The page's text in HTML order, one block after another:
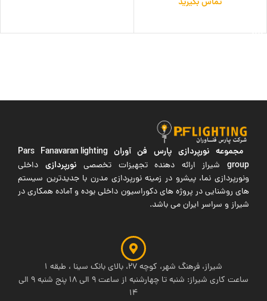
مجموعه نورپردازی پارس فن آوران Pars Fanavaran lighting
groupشیراز ارائه دهنده تجهیزات تخصصی نورپردازی داخلی
ونورپردازی نما، پیشرو در زمینه نورپردازی مدرن با جدیدترین سیستم
های روشنایی در پروژه های دکوراسیون داخلی بوده و آماده همکاری در
شیراز و سراسر ایران می باشد.
شیراز، فرهنگ شهر، کوچه 27، بالای بانک سینا ، طبقه 1
ساعت کاری شیراز: شنبه تا چهارشنبه از ساعت 9 الی 18 پنج شنبه 9 الی
14